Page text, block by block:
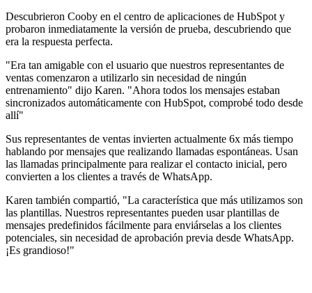
Descubrieron Cooby en el centro de aplicaciones de HubSpot y
probaron inmediatamente la versión de prueba, descubriendo que
era la respuesta perfecta.
"Era tan amigable con el usuario que nuestros representantes de
ventas comenzaron a utilizarlo sin necesidad de ningún
entrenamiento" dijo Karen. "Ahora todos los mensajes estaban
sincronizados automáticamente con HubSpot, comprobé todo desde
allí"
Sus representantes de ventas invierten actualmente 6x más tiempo
hablando por mensajes que realizando llamadas espontáneas. Usan
las llamadas principalmente para realizar el contacto inicial, pero
convierten a los clientes a través de WhatsApp.
Karen también compartió, "La característica que más utilizamos son
las plantillas. Nuestros representantes pueden usar plantillas de
mensajes predefinidos fácilmente para enviárselas a los clientes
potenciales, sin necesidad de aprobación previa desde WhatsApp.
¡Es grandioso!"